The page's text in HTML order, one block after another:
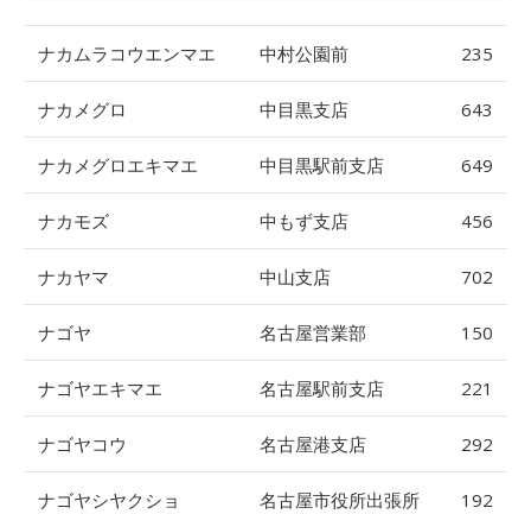
ナカムラコウエンマエ 中村公園前 235
ナカメグロ 中目黒支店 643
ナカメグロエキマエ 中目黒駅前支店 649
ナカモズ 中もず支店 456
ナカヤマ 中山支店 702
ナゴヤ 名古屋営業部 150
ナゴヤエキマエ 名古屋駅前支店 221
ナゴヤコウ 名古屋港支店 292
ナゴヤシヤクショ 名古屋市役所出張所 192